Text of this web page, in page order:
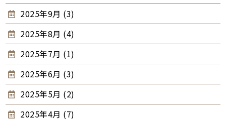
2025年9月 (3)
2025年8月 (4)
2025年7月 (1)
2025年6月 (3)
2025年5月 (2)
2025年4月 (7)